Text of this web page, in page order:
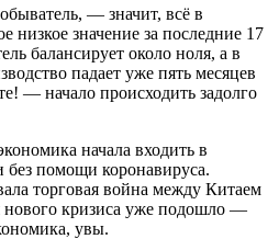
— значит, всё в
низкое значение за последние 17
балансирует около ноля, а в
падает уже пять месяцев
— начало происходить задолго
начала входить в
без помощи коронавируса.
торговая война между Китаем
кризиса уже подошло —
увы.